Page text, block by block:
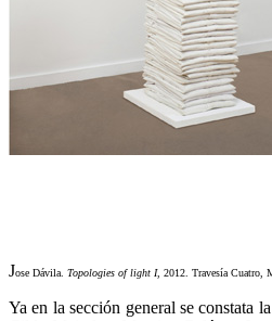
Jose Dávila. Topologies of light I, 2012. Travesía Cuatro,
Ya en la sección general se constata